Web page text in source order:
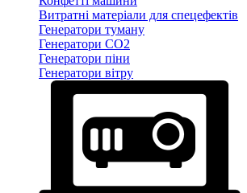
Витратні матеріали для спецефектів
Генератори туману
Генератори CO2
Генератори піни
Генератори вітру